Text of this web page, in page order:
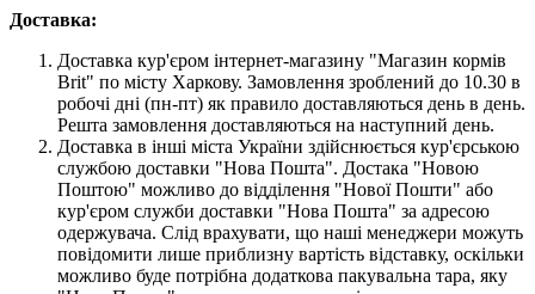
Доставка:
Доставка кур'єром інтернет-магазину "Магазин кормів
Brit" по місту Харкову. Замовлення зроблений до 10.30 в
робочі дні (пн-пт) як правило доставляються день в день.
Решта замовлення доставляються на наступний день.
Доставка в інші міста України здійснюється кур'єрською
службою доставки "Нова Пошта". Достака "Новою
Поштою" можливо до відділення "Нової Пошти" або
кур'єром служби доставки "Нова Пошта" за адресою
одержувача. Слід врахувати, що наші менеджери можуть
повідомити лише приблизну вартість відставку, оскільки
можливо буде потрібна додаткова пакувальна тара, яку